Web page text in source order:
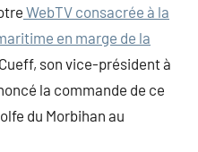
WebTV consacrée à la
en marge de la
son vice-président à
la commande de ce
du Morbihan au